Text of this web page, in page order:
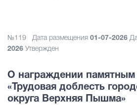
№119 Дата размещения 01-07-2026
2026 Утвержден
О награждении памятным
«Трудовая доблесть
округа Верхняя Пышма»